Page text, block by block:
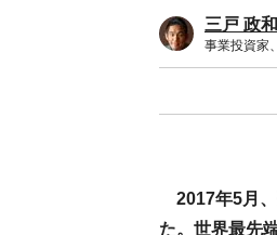
三戸 政和
事業投資家
2017年5月
た。世界最先